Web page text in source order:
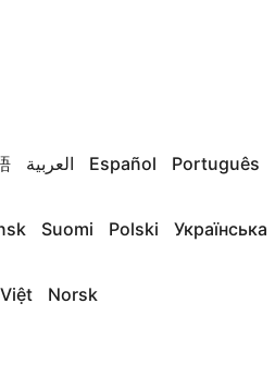
العربية Español Português
Suomi Polski Українська
Norsk